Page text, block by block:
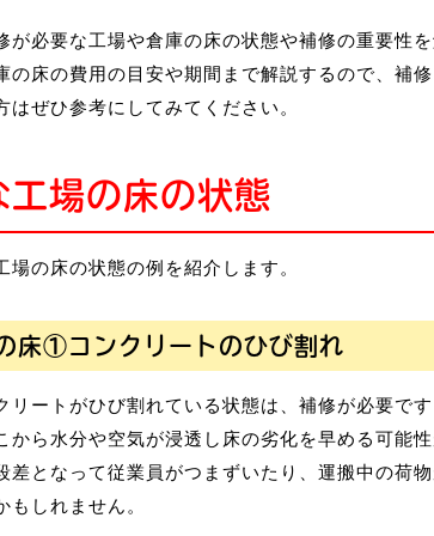
が必要な工場や倉庫の床の状態や補修の重要性
の床の費用の目安や期間まで解説するので、補
ぜひ参考にしてみてください。
場の床の状態
場の床の状態の例を紹介します。
床①コンクリートのひび割れ
リートがひび割れている状態は、補修が必要で
から水分や空気が浸透し床の劣化を早める可能
差となって従業員がつまずいたり、運搬中の荷
もしれません。